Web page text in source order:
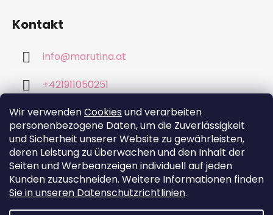
Wir verwendenCookies und verarbeiten
personenbezogene Daten, um die Zuverlässigkeit
und Sicherheit unserer Website zu gewährleisten,
deren Leistung zu überwachen und den Inhalt der
Seiten und Werbeanzeigen individuell auf jeden
Kunden zuzuschneiden. Weitere Informationen finden
Sie in unseren Datenschutzrichtlinien.
Kontakt
info@marutina.at
+421911050251
Wir akzeptieren online-Zahlungen